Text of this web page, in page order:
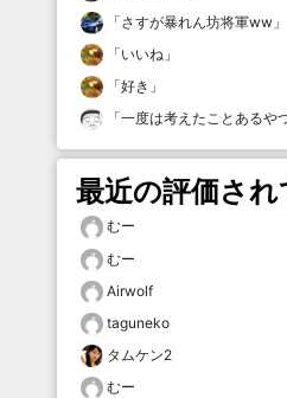
「さすが暴れん坊将軍ww 」
「いいね 」
「好き 」
「一度は考えたことあるや
最近の評価さ
むー
むー
Airwolf
taguneko
タムケン2
むー